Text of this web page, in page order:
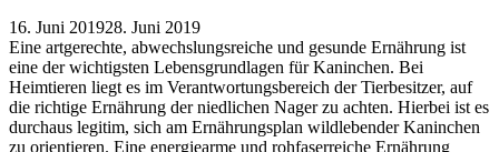
16. Juni 201928. Juni 2019
Eine artgerechte, abwechslungsreiche und gesunde Ernährung ist
eine der wichtigsten Lebensgrundlagen für Kaninchen. Bei
Heimtieren liegt es im Verantwortungsbereich der Tierbesitzer, auf
die richtige Ernährung der niedlichen Nager zu achten. Hierbei ist es
durchaus legitim, sich am Ernährungsplan wildlebender Kaninchen
zu orientieren. Eine energiearme und rohfaserreiche Ernährung